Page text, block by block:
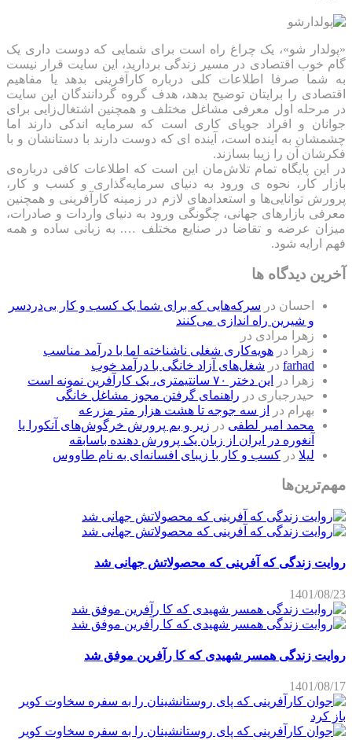
«پولدار شو»، یک چراغ راه است برای شمایی که دوست داری یک
گام خوب اقتصادی در مسیر زندگی بردارید، این سایت قرار نیست
به شما صرفا اطلاعات کلی درباره کارآفرینی بدهد یا مفاهیم
اقتصادی را برایتان توضیح بدهد، هدف گروه گردانندگان این سایت
در مرحله اول معرفی مشاغل مختلف و همچنین اشتغال‌زایی برای
جوانان و افراد جویای کاری است که سرمایه اندکی دارند اما
چشمشان به آینده است، آینده ای که دوست دارند با دستانشان و با
فکرشان آن را زیبا بسازند.
در این پایگاه تمام تلاش‌مان این است که ‌اطلاعات کافی درباره‌ی
بازار کار، نحوه ی ورود به دنیای سرمایه‌گذاری و کسب و کار،
پرورش توانایی‌ها و استعدادهای لازم در زمینه کارآفرینی و همچنین
معرفی بازارهای جهانی، چگونگی ورود به دنیای واردات و صادرات،
میزان عرضه و تقاضا در صنایع مختلف …. به زبانی ساده و همه
فهم ارایه شود.
آخرین دیدگاه ها
احسان در سرکه‌هایی که برای شما یک کسب و کار بی‌دردسر
و شیرین راه اندازی می‌کنند
زهرا مرادی در
زهرا
در هویه‌کاری شغلی ناشناخته اما با درآمد مناسب
farhad در شغل‌های آزاد خانگی با درآمد خوب
زهرا
در
این دختر ۷۰ سانتیمتری، یک کارآفرین نمونه است
حیدرجباری در راهنمای گرفتن مجوز مشاغل خانگی
بهرام در
از سه جوجه تا هشت هزار متر مزرعه
محمد امیر لطفی در زیر و بم پرورش خرگوش‌های آنکورا یا
آنغوره در ایران از زبان یک پرورش دهنده باسابقه
لیلا در کسب و کار با زیبای افسانه‌ای به نام طاووس
مهم‌ترین‌ها
روایت زندگی که آفرینی که محصولاتش جهانی شد
1401/08/23
روایت زندگی همسر شهیدی که کا رآفرین موفق شد
1401/08/17